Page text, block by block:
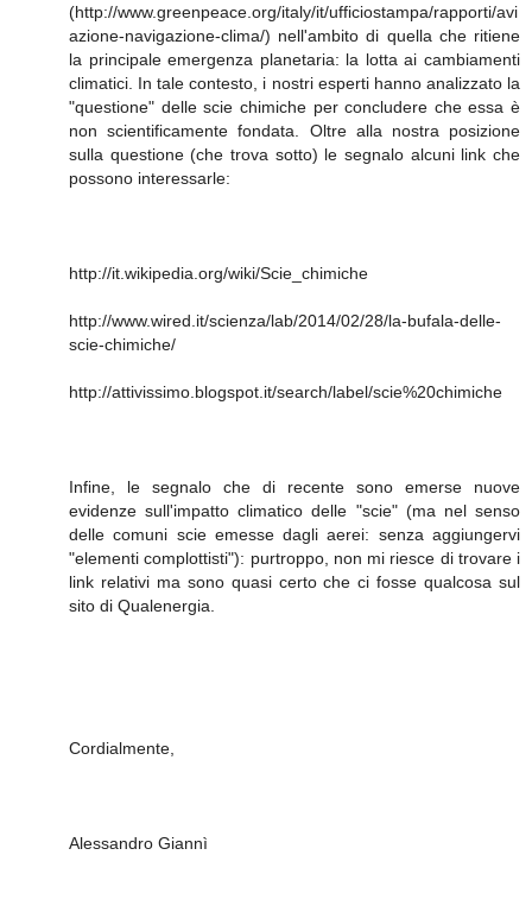
(http://www.greenpeace.org/italy/it/ufficiostampa/rapporti/avi
azione-navigazione-clima/) nell'ambito di quella che ritiene
la principale emergenza planetaria: la lotta ai cambiamenti
climatici. In tale contesto, i nostri esperti hanno analizzato la
"questione" delle scie chimiche per concludere che essa è
non scientificamente fondata. Oltre alla nostra posizione
sulla questione (che trova sotto) le segnalo alcuni link che
possono interessarle:
http://it.wikipedia.org/wiki/Scie_chimiche
http://www.wired.it/scienza/lab/2014/02/28/la-bufala-delle-
scie-chimiche/
http://attivissimo.blogspot.it/search/label/scie%20chimiche
Infine, le segnalo che di recente sono emerse nuove
evidenze sull'impatto climatico delle "scie" (ma nel senso
delle comuni scie emesse dagli aerei: senza aggiungervi
"elementi complottisti"): purtroppo, non mi riesce di trovare i
link relativi ma sono quasi certo che ci fosse qualcosa sul
sito di Qualenergia.
Cordialmente,
Alessandro Giannì